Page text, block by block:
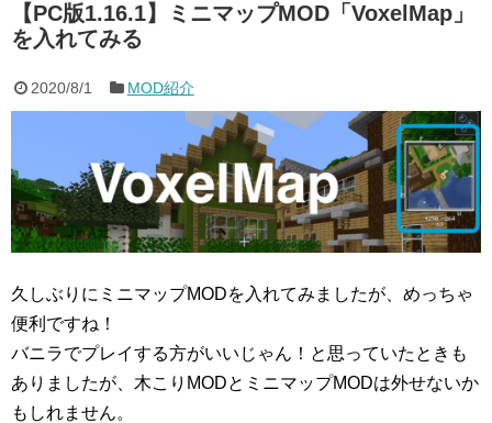
【PC版1.16.1】ミニマップMOD「VoxelMap」
を入れてみる
2020/8/1 MOD紹介
久しぶりにミニマップMODを入れてみましたが、めっちゃ
便利ですね！
バニラでプレイする方がいいじゃん！と思っていたときも
ありましたが、木こりMODとミニマップMODは外せないか
もしれません。